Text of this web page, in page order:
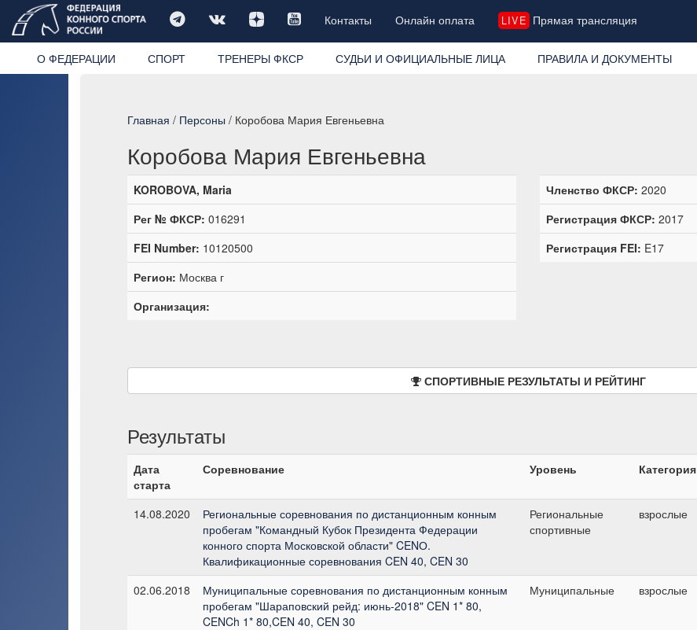
Контакты Онлайн оплата LIVE Прямая трансляция
О ФЕДЕРАЦИИ СПОРТ ТРЕНЕРЫ ФКСР СУДЬИ И ОФИЦИАЛЬНЫЕ ЛИЦА ПРАВИЛА И ДОКУМЕНТЫ
Главная / Персоны / Коробова Мария Евгеньевна
Коробова Мария Евгеньевна
KOROBOVA, Maria
Рег № ФКСР: 016291
FEI Number: 10120500
Регион: Москва г
Организация:
Членство ФКСР: 2020
Регистрация ФКСР: 2017
Регистрация FEI: E17
СПОРТИВНЫЕ РЕЗУЛЬТАТЫ И РЕЙТИНГ
Результаты
Дата
старта
Соревнование Уровень Категория
14.08.2020
Региональные соревнования по дистанционным конным
пробегам "Командный Кубок Президента Федерации
конного спорта Московской области" CENО.
Квалификационные соревнования CEN 40, CEN 30
Региональные
спортивные
взрослые
02.06.2018
Муниципальные соревнования по дистанционным конным
пробегам "Шараповский рейд: июнь-2018" CEN 1* 80,
CENCh 1* 80,CEN 40, CEN 30
Муниципальные взрослые